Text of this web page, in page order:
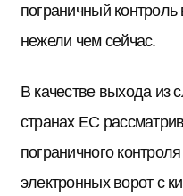
пограничный
нежели чем сейчас.
В качестве выхода из
странах ЕС
пограничного
электронных ворот с